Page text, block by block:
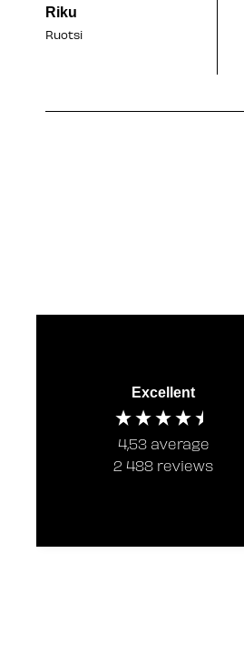
Riku
Ruotsi
Excellent
4,53 average
2 488 reviews